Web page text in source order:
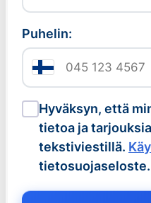
Puhelin:
Hyväksyn, että
tietoa ja
tekstiviestillä.
tietosuojaseloste.